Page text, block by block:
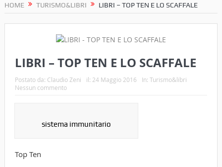
HOME TURISMO&LIBRI LIBRI – TOP TEN E LO SCAFFALE
LIBRI – TOP TEN E LO SCAFFALE
Postato da: Claudio Zeni il: 24 Maggio 2016 In: Turismo&libri
Nessun commento
sistema immunitario
Top Ten